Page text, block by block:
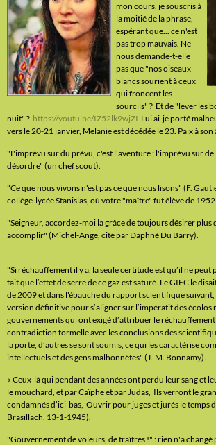
mon cours, je souscris à
la moitié de la phrase,
espérant que... ce n'est
pas trop mauvais. Ne
nous demande-t-elle
pas que "nos oiseaux
blancs sourient à ceux
qui froncent les
sourcils" ? Et de "lever les
nuit" ? https://youtu.be/IZ52lk9wjZI Lui ai-je porté
vers le 20-21 janvier, Melanie est décédée le 23. Paix à son
"L'imprévu sur du prévu, c'est l'aventure ; l'imprévu sur
désordre" (un chef scout).
"Ce que nous vivons n'est pas ce que nous lisons" (F.
collège-lycée Stanislas, où votre "maître" fut élève de
"Seigneur, accordez-moi la grâce de toujours désirer plus
accomplir" (Michel-Ange, cité par Daphné Du Barry).
"Si réchauffement il y a, la seule certitude est qu’il ne peut
fait que l’effet de serre de ce gaz est saturé. Le GIEC le
de 2009 et dans l'ébauche du rapport scientifique suivant,
version définitive pour s’aligner sur l’impératif des
gouvernements qui ont exigé d’attribuer le
contradiction formelle avec les conclusions des
la porte, d’autres se sont soumis, ce qui les caractérise
intellectuels et des gens malhonnêtes" (J.-M. Bonnamy).
« Ceux-là qui pendant des années ont perdu leur sang et
le mouchard, et par Caïphe et par Judas, Ils verront le
condamnés d’ici-bas, Ouvrir pour juges et jurés le temps
Brasillach, 13-1-1945).
"Gouvernement de voleurs, de traîtres !" : rien n'a